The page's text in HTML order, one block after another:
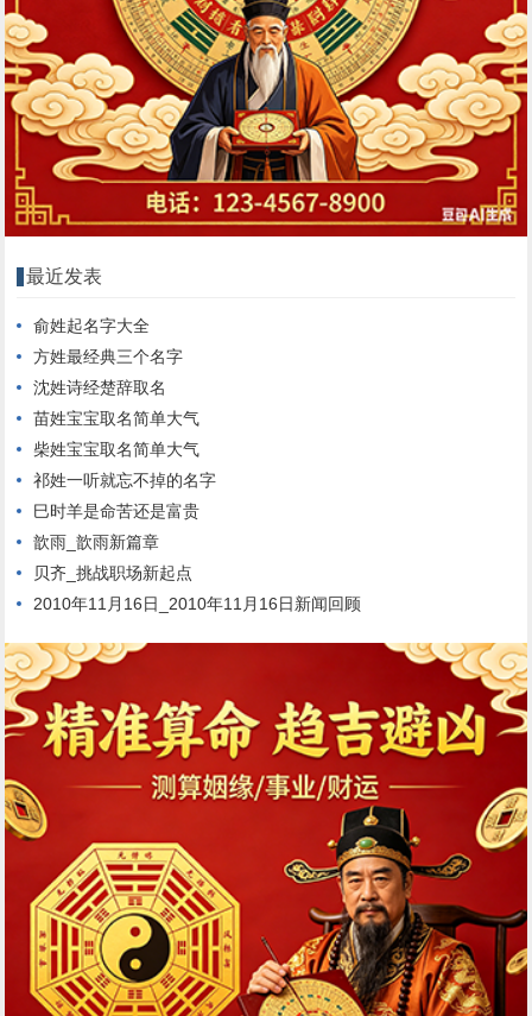
最近发表
俞姓起名字大全
方姓最经典三个名字
沈姓诗经楚辞取名
苗姓宝宝取名简单大气
柴姓宝宝取名简单大气
祁姓一听就忘不掉的名字
巳时羊是命苦还是富贵
歆雨_歆雨新篇章
贝齐_挑战职场新起点
2010年11月16日_2010年11月16日新闻回顾